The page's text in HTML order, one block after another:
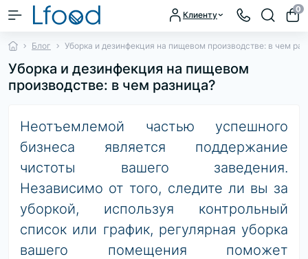
Клиенту
0
Блог Уборка и дезинфекция на пищевом производстве: в чем
Уборка и дезинфекция на пищевом
производстве: в чем разница?
Неотъемлемой частью успешного
бизнеса является поддержание
чистоты вашего заведения.
Независимо от того, следите ли вы за
уборкой, используя контрольный
список или график, регулярная уборка
вашего помещения поможет